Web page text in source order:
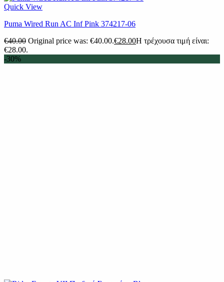
Quick View
Puma Wired Run AC Inf Pink 374217-06
€40.00 Original price was: €40.00.€28.00Η τρέχουσα τιμή είναι:
€28.00.
-30%